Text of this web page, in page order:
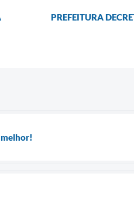
PREFEITURA